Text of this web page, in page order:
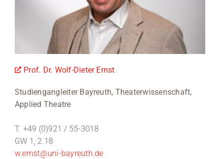
Prof. Dr. Wolf-Dieter Ernst
Studiengangleiter Bayreuth, Theaterwissenschaft,
Applied Theatre
T. +49 (0)921 / 55-3018
GW 1, 2.18
w.ernst@uni-bayreuth.de